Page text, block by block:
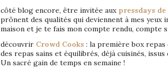
côté blog encore, être invitée aux pressdays de
prônent des qualités qui deviennent à mes
maison et je te fais mon compte rendu, compte
découvrir Crowd Cooks : la première box
des repas sains et équilibrés, déjà cuisinés,
Un sacré gain de temps en semaine !